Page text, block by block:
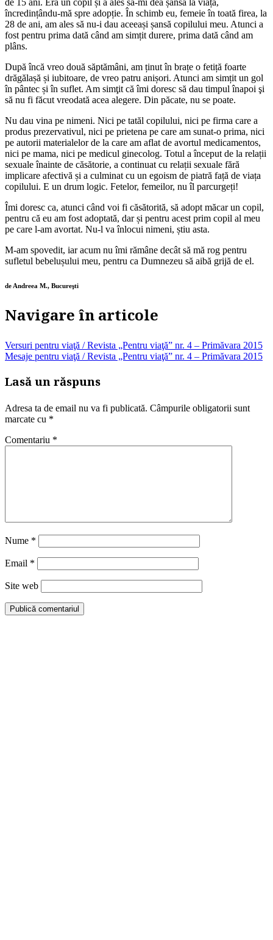
de 15 ani. Era un copil și a ales să-mi dea șansa la viață,
încredințându-mă spre adopție. În schimb eu, femeie în toată firea, la
28 de ani, am ales să nu-i dau aceeași șansă copilului meu. Atunci a
fost pentru prima dată când am simțit durere, prima dată când am
plâns.
După încă vreo două săptămâni, am ținut în brațe o fetiță foarte
drăgălașă și iubitoare, de vreo patru anișori. Atunci am simțit un gol
în pântec și în suflet. Am simţit că îmi doresc să dau timpul înapoi şi
să nu fi făcut vreodată acea alegere. Din păcate, nu se poate.
Nu dau vina pe nimeni. Nici pe tatăl copilului, nici pe firma care a
produs prezervativul, nici pe prietena pe care am sunat-o prima, nici
pe autorii materialelor de la care am aflat de avortul medicamentos,
nici pe mama, nici pe medicul ginecolog. Totul a început de la relații
sexuale înainte de căsătorie, a continuat cu relații sexuale fără
implicare afectivă și a culminat cu un egoism de piatră față de viața
copilului. E un drum logic. Fetelor, femeilor, nu îl parcurgeți!
Îmi doresc ca, atunci când voi fi căsătorită, să adopt măcar un copil,
pentru că eu am fost adoptată, dar și pentru acest prim copil al meu
pe care l-am avortat. Nu-l va înlocui nimeni, știu asta.
M-am spovedit, iar acum nu îmi rămâne decât să mă rog pentru
sufletul bebelușului meu, pentru ca Dumnezeu să aibă grijă de el.
de Andreea M., Bucureşti
Navigare în articole
Versuri pentru viaţă / Revista „Pentru viaţă” nr. 4 – Primăvara 2015
Mesaje pentru viaţă / Revista „Pentru viaţă” nr. 4 – Primăvara 2015
Lasă un răspuns
Adresa ta de email nu va fi publicată. Câmpurile obligatorii sunt
marcate cu *
Comentariu *
Nume *
Email *
Site web